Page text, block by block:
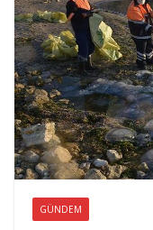
GÜNDEM